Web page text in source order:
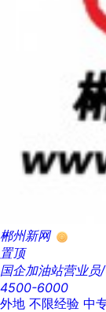
郴州新网
置顶
国企加油站营业员
4500-6000
外地 不限经验 中